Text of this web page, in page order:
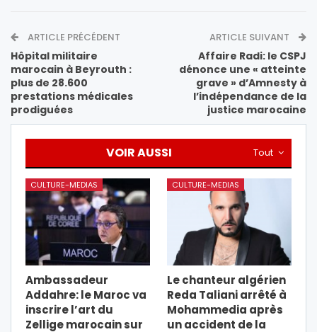
ARTICLE PRÉCÉDENT
Hôpital militaire
marocain à Beyrouth :
plus de 28.600
prestations médicales
prodiguées
ARTICLE SUIVANT
Affaire Radi: le CSPJ
dénonce une « atteinte
grave » d’Amnesty à
l’indépendance de la
justice marocaine
Tout
VOIR AUSSI
CULTURE-MEDIAS
Ambassadeur
Addahre: le Maroc va
inscrire l’art du
Zellige marocain sur
CULTURE-MEDIAS
Le chanteur algérien
Reda Taliani arrêté à
Mohammedia après
un accident de la